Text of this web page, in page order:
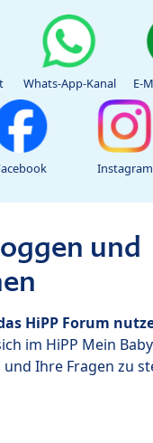
Whats-App-Kanal E-
Instagram
und
HiPP Forum
im HiPP Mein
Ihre Fragen zu